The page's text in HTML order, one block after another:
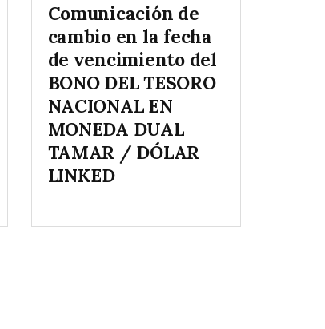
Comunicación de
cambio en la fecha
de vencimiento del
BONO DEL TESORO
NACIONAL EN
MONEDA DUAL
TAMAR / DÓLAR
LINKED